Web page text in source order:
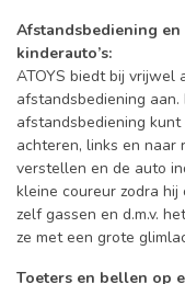
Afstandsbediening
kinderauto’s:
ATOYS biedt bij vrijwel
afstandsbediening
afstandsbediening
achteren, links en naar
verstellen en de auto
kleine coureur zodra
zelf gassen en d.m.v.
ze met een grote
Toeters en bellen op